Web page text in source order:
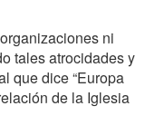
ni
tales atrocidades y
que dice “Europa
de la Iglesia